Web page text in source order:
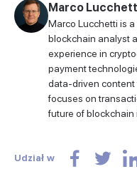
Marco
Marco Lucchetti is
blockchain analyst
experience in
payment
data-driven content
focuses on
future of blockchain
Udział w